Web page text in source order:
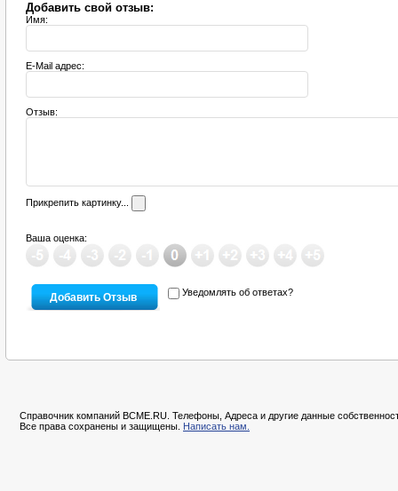
Добавить свой отзыв:
Имя:
E-Mail адрес:
Отзыв:
Прикрепить картинку...
Ваша оценка:
Уведомлять об ответах?
Справочник компаний BCME.RU. Телефоны, Адреса и другие данные
Все права сохранены и защищены. Написать нам.